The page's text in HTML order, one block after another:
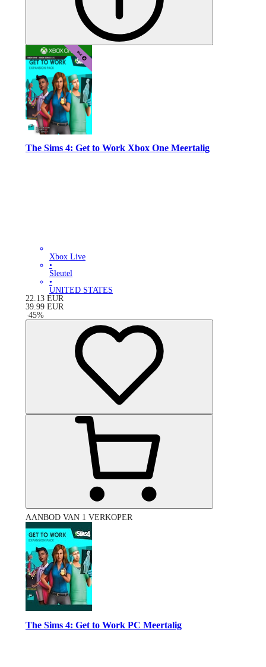
The Sims 4: Get to Work Xbox One Meertalig
Xbox Live
•
Sleutel
•
UNITED STATES
22.13 EUR
39.99 EUR
-45%
AANBOD VAN 1 VERKOPER
The Sims 4: Get to Work PC Meertalig